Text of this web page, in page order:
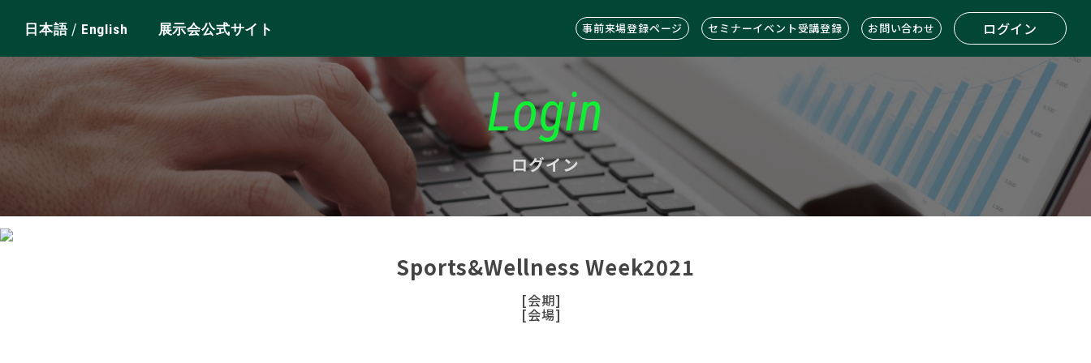
日本語/ English 展示会公式サイト 事前来場登録ページ セミナーイベント受講登録 お問い合わせ ログイン
Login
ログイン
Sports&Wellness Week2021
[会期]
[会場]